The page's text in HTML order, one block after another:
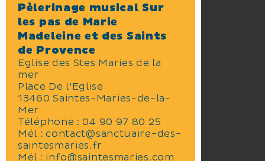
Pèlerinage musical Sur
les pas de Marie
Madeleine et des Saints
de Provence
Eglise des Stes Maries de la
mer
Place De l'Eglise
13460 Saintes-Maries-de-la-
Mer
Téléphone :04 90 97 80 25
Mél :contact@sanctuaire-des-
saintesmaries.fr
Mél : info@saintesmaries.com